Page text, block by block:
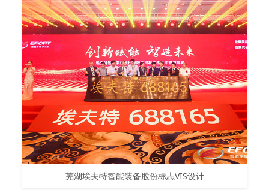
芜湖埃夫特智能装备股份标志VIS设计